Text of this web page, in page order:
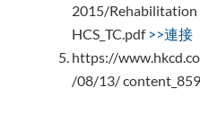
2015/Rehabilitation
HCS_TC.pdf >>連接
https://
/08/13/